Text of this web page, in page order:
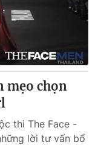
mẹo chọn
thi The Face -
lời tư vấn bổ